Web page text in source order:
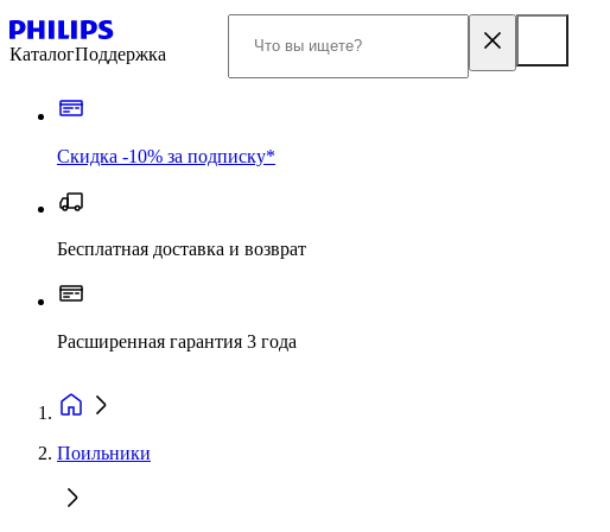
КаталогПоддержка
Скидка -10% за подписку*
Бесплатная доставка и возврат
Расширенная гарантия 3 года
Поильники